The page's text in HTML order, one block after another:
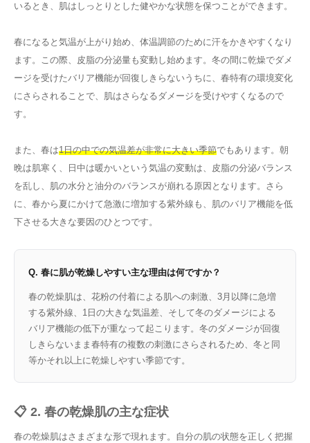
いるとき、肌はしっとりとした健やかな状態を保つことができます。
春になると気温が上がり始め、体温調節のために汗をかきやすくなり
ます。この際、皮脂の分泌量も変動し始めます。冬の間に乾燥でダメ
ージを受けたバリア機能が回復しきらないうちに、春特有の環境変化
にさらされることで、肌はさらなるダメージを受けやすくなるので
す。
また、春は1日の中での気温差が非常に大きい季節でもあります。朝
晩は肌寒く、日中は暖かいという気温の変動は、皮脂の分泌バランス
を乱し、肌の水分と油分のバランスが崩れる原因となります。さら
に、春から夏にかけて急激に増加する紫外線も、肌のバリア機能を低
下させる大きな要因のひとつです。
Q. 春に肌が乾燥しやすい主な理由は何ですか？
春の乾燥肌は、花粉の付着による肌への刺激、3月以降に急増
する紫外線、1日の大きな気温差、そして冬のダメージによる
バリア機能の低下が重なって起こります。冬のダメージが回復
しきらないまま春特有の複数の刺激にさらされるため、冬と同
等かそれ以上に乾燥しやすい季節です。
📋 2. 春の乾燥肌の主な症状
春の乾燥肌はさまざまな形で現れます。自分の肌の状態を正しく把握